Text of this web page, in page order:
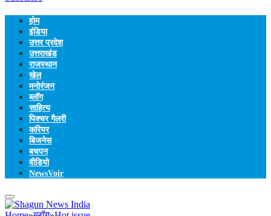
होम
इंडिया
उत्तर प्रदेश
उत्तराखंड
राजस्थान
खेल
मनोरंजन
ब्लॉग
साहित्य
पिक्चर गैलरी
करियर
बिजनेस
बचपन
वीडियो
NewsVoir